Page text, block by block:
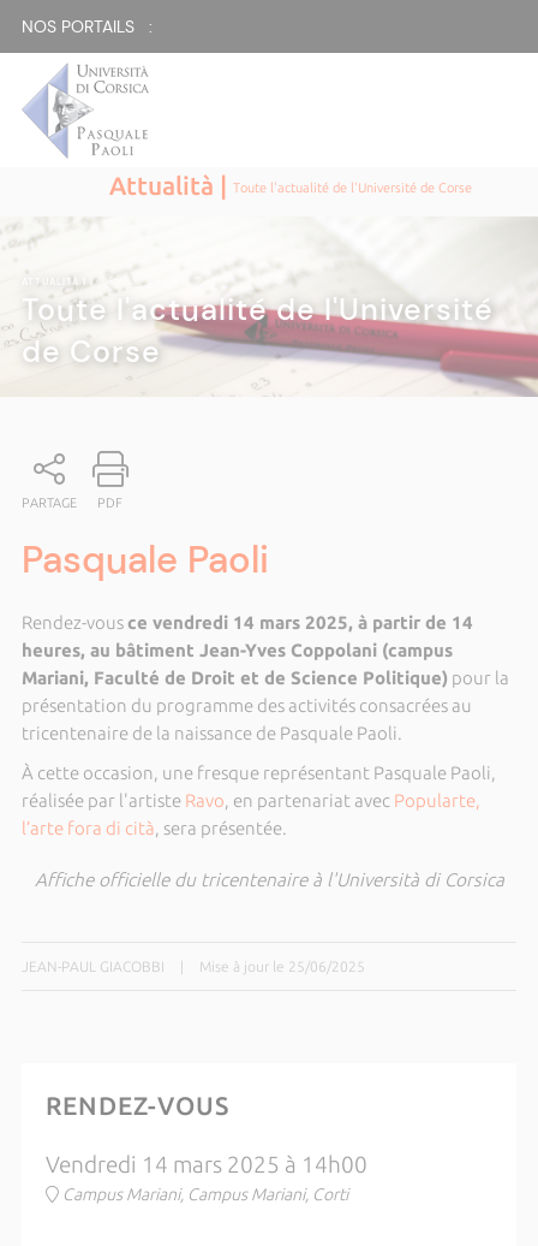
NOS PORTAILS :
Attualità |Toute l'actualité de l'Université de Corse
ATTUALITÀ|
Toute l'actualité de l'Université
de Corse
PARTAGE PDF
Pasquale Paoli
Rendez-vousce vendredi 14 mars 2025, à partir de 14
heures, au bâtiment Jean-Yves Coppolani (campus
Mariani, Faculté de Droit et de Science Politique)pour la
présentation du programme des activités consacrées au
tricentenaire de la naissance de Pasquale Paoli.
À cette occasion, une fresque représentant Pasquale Paoli,
réalisée par l'artiste Ravo, en partenariat avec Popularte,
l’arte fora di cità, sera présentée.
Affiche officielle du tricentenaire à l'Università di Corsica
JEAN-PAUL GIACOBBI Mise à jour le 25/06/2025
RENDEZ-VOUS
Vendredi 14 mars 2025 à 14h00
Campus Mariani, Campus Mariani, Corti